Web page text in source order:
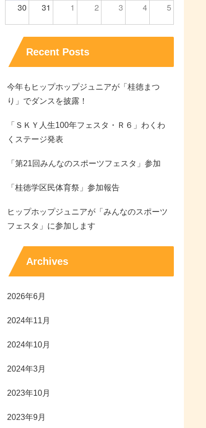
30 31 1 2 3 4 5
Recent Posts
今年もヒップホップジュニアが「桂徳まつ
り」でダンスを披露！
「ＳＫＹ人生100年フェスタ・Ｒ６」わくわ
くステージ発表
「第21回みんなのスポーツフェスタ」参加
「桂徳学区民体育祭」参加報告
ヒップホップジュニアが「みんなのスポーツ
フェスタ」に参加します
Archives
2026年6月
2024年11月
2024年10月
2024年3月
2023年10月
2023年9月